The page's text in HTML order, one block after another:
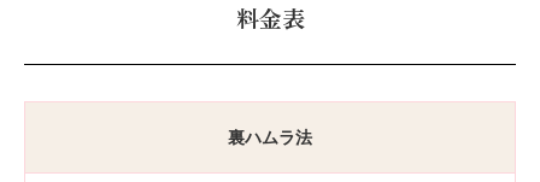
料金表
裏ハムラ法